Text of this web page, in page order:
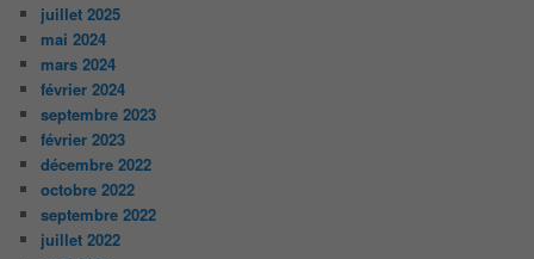
juillet 2025
mai 2024
mars 2024
février 2024
septembre 2023
février 2023
décembre 2022
octobre 2022
septembre 2022
juillet 2022